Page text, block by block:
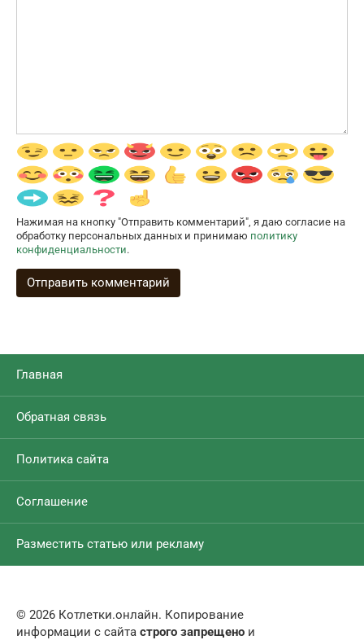
Нажимая на кнопку "Отправить комментарий", я даю согласие на
обработку персональных данных и принимаю политику
конфиденциальности.
Главная
Обратная связь
Политика сайта
Соглашение
Разместить статью или рекламу
© 2026 Котлетки.онлайн. Копирование
информации с сайта строго запрещено и